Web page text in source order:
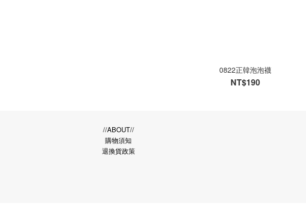
0822正韓泡泡襪
NT$190
//ABOUT//
購物須知
退換貨政策